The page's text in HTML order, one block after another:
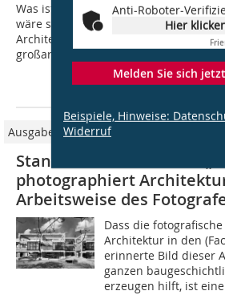
Anti-Roboter-
Hier
Melden Sie sich
Beispiele, Hinweise:
Widerruf
Was ist Architektur ohne die
wäre sie anders? Jedes große
Architekt:innen-/Ingenieur:innenwerk
großartigen Fotograf:innen in die Welt
Ausgabe 05/2009
Standorte und Seh-Orte
photographiert
Arbeitsweise des
Dass die
Architektur in den
erinnerte Bild dieser
ganzen
erzeugen hilft, ist